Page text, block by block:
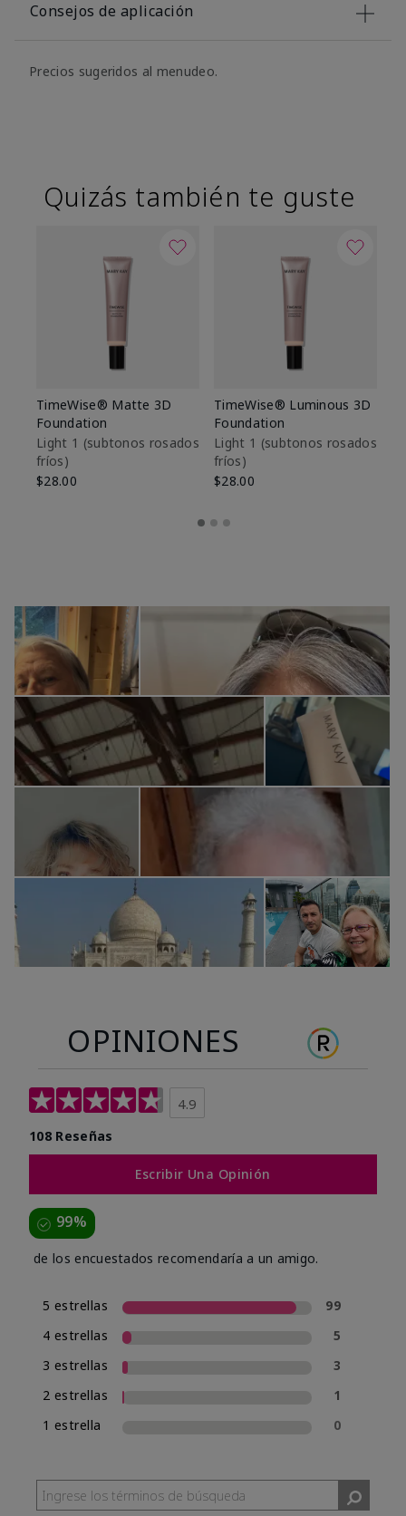
Consejos de aplicación
Precios sugeridos al menudeo.
Quizás también te guste
TimeWise® Matte 3D
Foundation
Light 1​ (subtonos rosados
fríos)
$28.00
TimeWise® Luminous 3D
Foundation
Light 1​ (subtonos rosados
fríos)
$28.00
OPINIONES
4.9
108 Reseñas
Escribir Una Opinión
99%
de los encuestados recomendaría a un amigo.
5 estrellas
99
4 estrellas
5
3 estrellas
3
2 estrellas
1
1 estrella
0